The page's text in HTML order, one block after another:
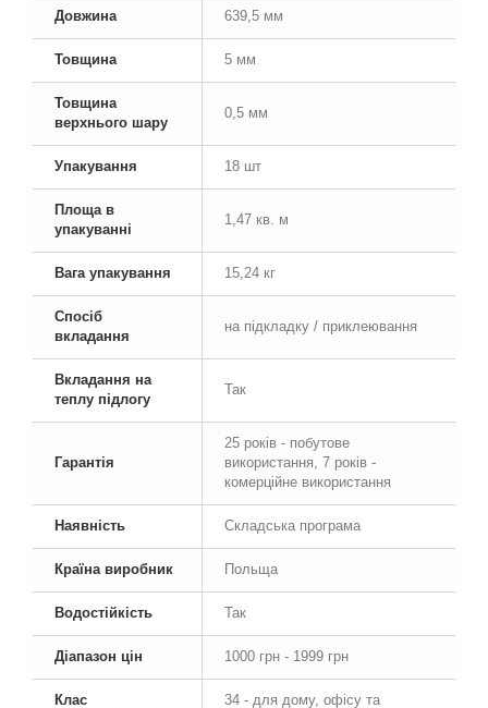
Довжина 639,5 мм
Товщина 5 мм
Товщина
верхнього шару
0,5 мм
Упакування 18 шт
Площа в
упакуванні
1,47 кв. м
Вага упакування 15,24 кг
Спосіб
вкладання
на підкладку / приклеювання
Вкладання на
теплу підлогу
Так
Гарантія
25 років - побутове
використання, 7 років -
комерційне використання
Наявність Складська програма
Країна виробник Польща
Водостійкість Так
Діапазон цін 1000 грн - 1999 грн
Клас
34 - для дому, офісу та